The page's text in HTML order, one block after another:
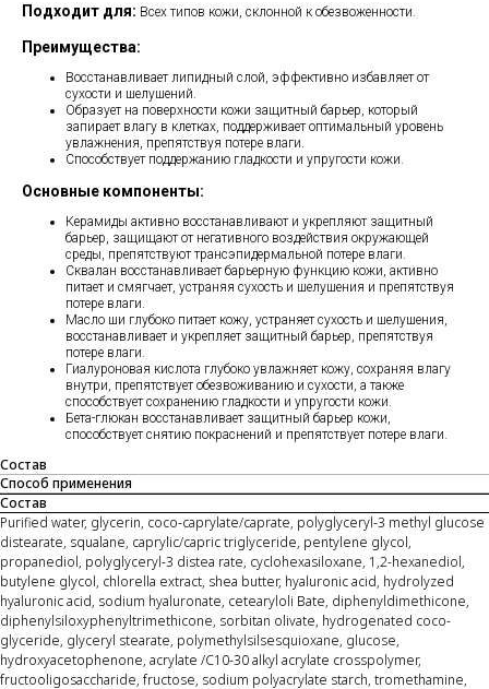
Подходит для: Всех типов кожи, склонной к обезвоженности.
Преимущества:
Восстанавливает липидный слой, эффективно избавляет от
сухости и шелушений.
Образует на поверхности кожи защитный барьер, который
запирает влагу в клетках, поддерживает оптимальный уровень
увлажнения, препятствуя потере влаги.
Способствует поддержанию гладкости и упругости кожи.
Основные компоненты:
Керамиды активно восстанавливают и укрепляют защитный
барьер, защищают от негативного воздействия окружающей
среды, препятствуют трансэпидермальной потере влаги.
Сквалан восстанавливает барьерную функцию кожи, активно
питает и смягчает, устраняя сухость и шелушения и препятствуя
потере влаги.
Масло ши глубоко питает кожу, устраняет сухость и шелушения,
восстанавливает и укрепляет защитный барьер, препятствуя
потере влаги.
Гиалуроновая кислота глубоко увлажняет кожу, сохраняя влагу
внутри, препятствует обезвоживанию и сухости, а также
способствует сохранению гладкости и упругости кожи.
Бета-глюкан восстанавливает защитный барьер кожи,
способствует снятию покраснений и препятствует потере влаги.
Состав
Способ применения
Состав
Purified water, glycerin, coco-caprylate/caprate, polyglyceryl-3 methyl glucose
distearate, squalane, caprylic/capric triglyceride, pentylene glycol,
propanediol, polyglyceryl-3 distea rate, cyclohexasiloxane, 1,2-hexanediol,
butylene glycol, chlorella extract, shea butter, hyaluronic acid, hydrolyzed
hyaluronic acid, sodium hyaluronate, cetearyloli Bate, diphenyldimethicone,
diphenylsiloxyphenyltrimethicone, sorbitan olivate, hydrogenated coco-
glyceride, glyceryl stearate, polymethylsilsesquioxane, glucose,
hydroxyacetophenone, acrylate /C10-30 alkyl acrylate crosspolymer,
fructooligosaccharide, fructose, sodium polyacrylate starch, tromethamine,